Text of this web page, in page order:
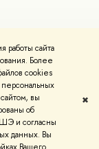
работы сайта
Более
cookies
вы
об
и согласны
данных. Вы
✖
использования
сайта